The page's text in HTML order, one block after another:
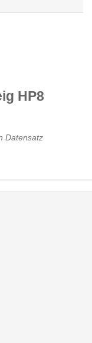
HP8
Datensatz